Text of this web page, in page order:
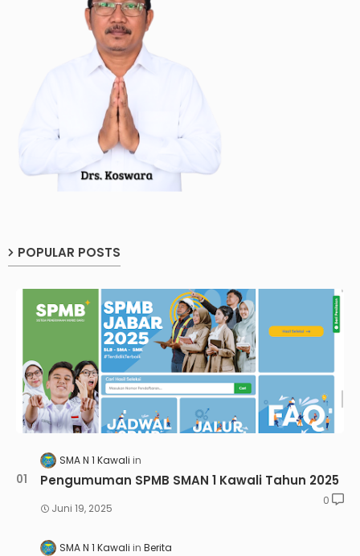
POPULAR POSTS
SMA N 1 Kawali
Pengumuman SPMB SMAN 1 Kawali Tahun 2025
Juni 19, 2025
0
SMA N 1 Kawali Berita